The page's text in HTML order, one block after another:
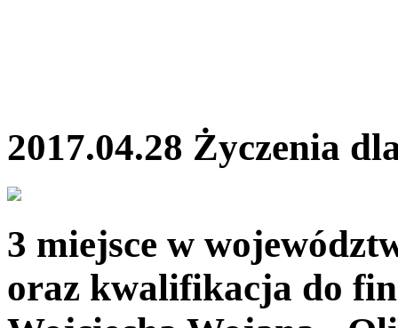
2017.04.28 Życzenia
3 miejsce w
oraz kwalifikacja do